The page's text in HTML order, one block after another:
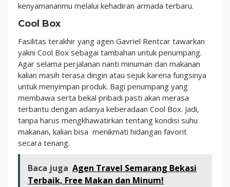
kenyamananmu melalui kehadiran armada terbaru.
Cool Box
Fasilitas terakhir yang agen Gavriel Rentcar tawarkan
yakni Cool Box sebagai tambahan untuk penumpang.
Agar selama perjalanan nanti minuman dan makanan
kalian masih terasa dingin atau sejuk karena fungsinya
untuk menyimpan produk. Bagi penumpang yang
membawa serta bekal pribadi pasti akan merasa
terbantu dengan adanya keberadaan Cool Box. Jadi,
tanpa harus mengkhawatirkan tentang kondisi suhu
makanan, kalian bisa menikmati hidangan favorit
secara tenang.
Baca juga Agen Travel Semarang Bekasi
Terbaik, Free Makan dan Minum!